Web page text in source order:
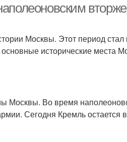
Москвы. Этот период
исторические места
Москвы. Во время
Сегодня Кремль остается